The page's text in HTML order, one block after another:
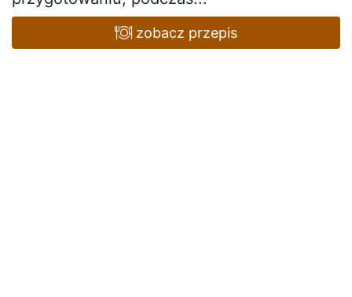
zobacz przepis